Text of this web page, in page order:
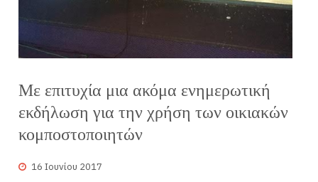
Με επιτυχία μια ακόμα ενημερωτική
εκδήλωση για την χρήση των οικιακών
κομποστοποιητών
16 Ιουνίου 2017